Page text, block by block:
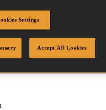
Pneumatischer
Settings
Accept All Cookies